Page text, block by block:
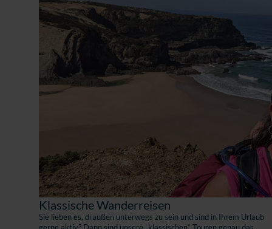
Klassische Wanderreisen
Sie lieben es, draußen unterwegs zu sein und sind in Ihrem Urlaub